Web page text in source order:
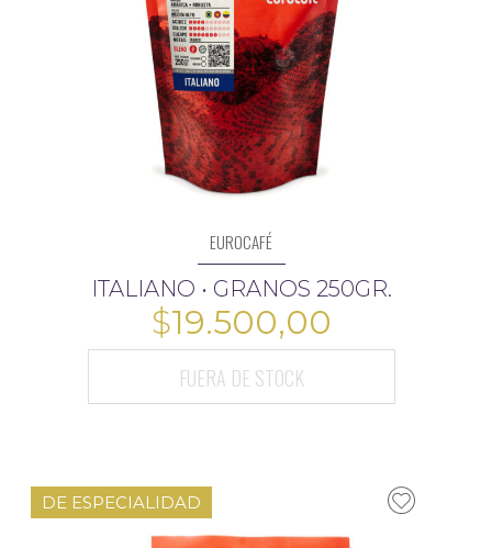
EUROCAFÉ
ITALIANO • GRANOS 250GR.
$19.500,00
FUERA DE STOCK
DE ESPECIALIDAD